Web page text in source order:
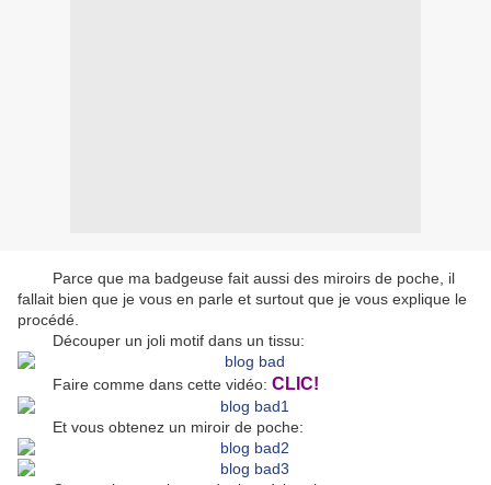
Parce que ma badgeuse fait aussi des miroirs de poche, il
fallait bien que je vous en parle et surtout que je vous explique le
procédé.
Découper un joli motif dans un tissu:
Faire comme dans cette vidéo: CLIC!
Et vous obtenez un miroir de poche: